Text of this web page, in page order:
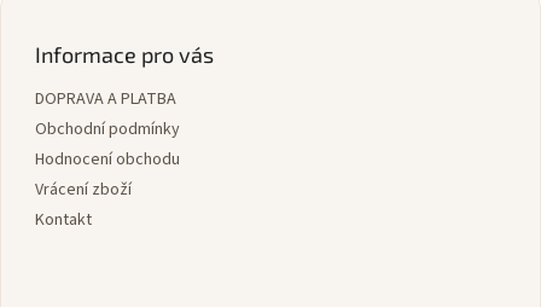
Informace pro vás
DOPRAVA A PLATBA
Obchodní podmínky
Hodnocení obchodu
Vrácení zboží
Kontakt